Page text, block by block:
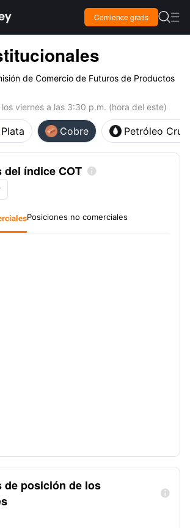
Comience gratis  
de Comercio de Futuros de Productos
viernes a las 3:30 p.m. (hora del este)
Plata Cobre Petróleo
del índice COT 
Posiciones no comerciales
de posición de los
